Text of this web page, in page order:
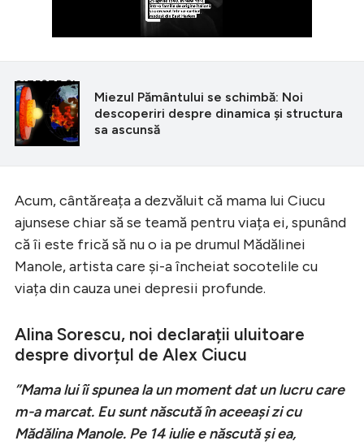
CITEȘTE ȘI
Miezul Pământului se schimbă: Noi
descoperiri despre dinamica și structura
sa ascunsă
Acum, cântăreața a dezvăluit că mama lui Ciucu
ajunsese chiar să se teamă pentru viața ei, spunând
că îi este frică să nu o ia pe drumul Mădălinei
Manole, artista care și-a încheiat socotelile cu
viața din cauza unei depresii profunde.
Alina Sorescu, noi declarații uluitoare
despre divorțul de Alex Ciucu
”Mama lui îi spunea la un moment dat un lucru care
m-a marcat. Eu sunt născută în aceeași zi cu
Mădălina Manole. Pe 14 iulie e născută și ea,